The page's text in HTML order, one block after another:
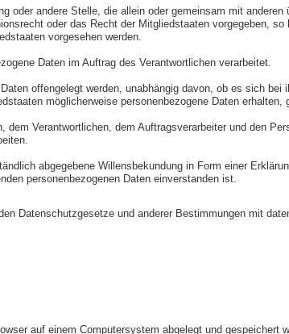
oder andere Stelle, die allein oder gemeinsam mit
oder das Recht der Mitgliedstaaten vorgegeben, so
vorgesehen werden.
Daten im Auftrag des Verantwortlichen verarbeitet.
offengelegt werden, unabhängig davon, ob es sich bei
möglicherweise personenbezogene Daten erhalten,
Verantwortlichen, dem Auftragsverarbeiter und den
abgegebene Willensbekundung in Form einer
personenbezogenen Daten einverstanden ist.
Datenschutzgesetze und anderer Bestimmungen mit
auf einem Computersystem abgelegt und gespeichert